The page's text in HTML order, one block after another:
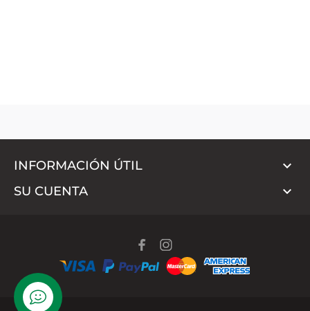
INFORMACIÓN ÚTIL 
SU CUENTA 
WhatsApp